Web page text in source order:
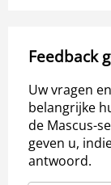
Feedback
Uw vragen
belangrijke
de Mascus-
geven u,
antwoord.